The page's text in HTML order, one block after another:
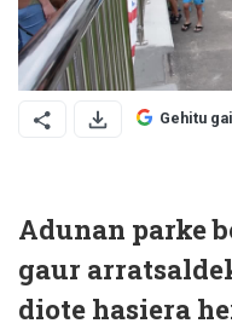
Gehitu
Adunan parke
gaur
diote hasiera